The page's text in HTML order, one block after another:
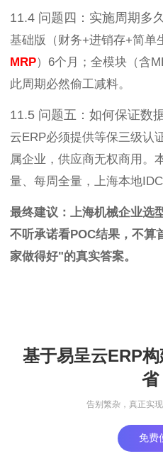
11.4 问题四：实施周期多
基础版（财务+进销存+简单
MRP）6个月；全模块（含
此周期必然偷工减料。
11.5 问题五：如何保证数
云ERP必须提供等保三级认
属企业，供应商无权商用。
量、每周全量，上海本地IDC
最终建议：上海机械企业选
不听承诺看POC结果，不算
家做得好"的真实答案。
基于易呈云ERP构
省
告别繁杂，真正实
免费